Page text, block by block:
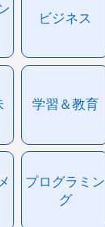
ビジネス
学習＆教育
プログラミン
グ